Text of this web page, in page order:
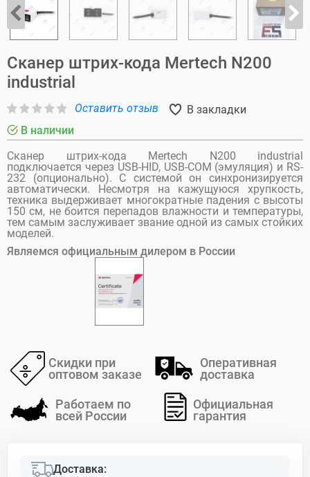
Сканер штрих-кода Mertech N200
industrial
Оставить отзыв
В закладки
В наличии
Сканер штрих-кода Mertech N200 industrial
подключается через USB-HID, USB-COM (эмуляция) и RS-
232 (опционально). С системой он синхронизируется
автоматически. Несмотря на кажущуюся хрупкость,
техника выдерживает многократные падения с высоты
150 см, не боится перепадов влажности и температуры,
тем самым заслуживает звание одной из самых стойких
моделей.
Являемся официальным дилером в России
Скидки при
оптовом заказе
Оперативная
доставка
Работаем по
всей России
Официальная
гарантия
Доставка: